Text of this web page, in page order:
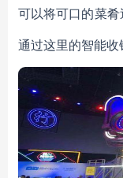
可以将可口的菜
通过这里的智能收